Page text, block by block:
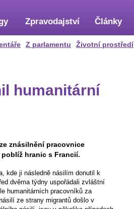
Z parlamentu Životní prostředí
Zpravodajství Články
humanitární
znásilnění pracovnice
hranic s Francií.
kde ji následně násilím donutil k
dvěma týdny uspořádali zvláštní
humanitárních pracovníků za
ze strany migrantů došlo v